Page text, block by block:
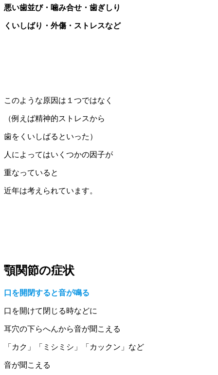
悪い歯並び・噛み合せ・歯ぎしり
くいしばり・外傷・ストレスなど
このような原因は１つではなく
（例えば精神的ストレスから
歯をくいしばるといった）
人によってはいくつかの因子が
重なっていると
近年は考えられています。
顎関節の症状
口を開閉すると音が鳴る
口を開けて閉じる時などに
耳穴の下らへんから音が聞こえる
「カク」「ミシミシ」「カックン」など
音が聞こえる